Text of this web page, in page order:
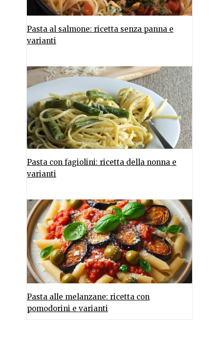
Pasta al salmone: ricetta senza panna e
varianti
Pasta con fagiolini: ricetta della nonna e
varianti
Pasta alle melanzane: ricetta con
pomodorini e varianti